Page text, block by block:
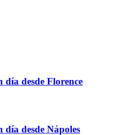
día desde Florence
día desde Nápoles